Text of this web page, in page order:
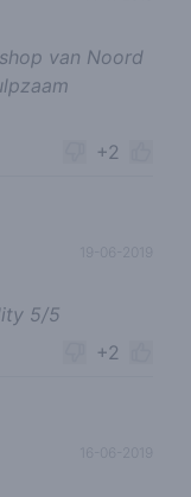
van Noord
+2
5/5
+2